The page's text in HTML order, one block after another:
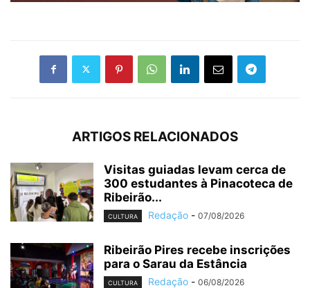
ARTIGOS RELACIONADOS
Visitas guiadas levam cerca de
300 estudantes à Pinacoteca de
Ribeirão...
CULTURA Redação - 07/08/2026
Ribeirão Pires recebe inscrições
para o Sarau da Estância
CULTURA Redação - 06/08/2026